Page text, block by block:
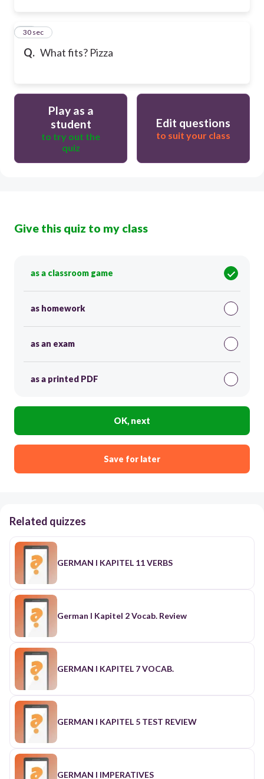
Q. What fits? Pizza
35
30 sec
Play as a
student
to try out the
quiz
Edit questions
to suit your class
Give this quiz to my class
as a classroom game
as homework
as an exam
as a printed PDF
OK, next
Save for later
Related quizzes
GERMAN I KAPITEL 11 VERBS
German I Kapitel 2 Vocab. Review
GERMAN I KAPITEL 7 VOCAB.
GERMAN I KAPITEL 5 TEST REVIEW
GERMAN I IMPERATIVES